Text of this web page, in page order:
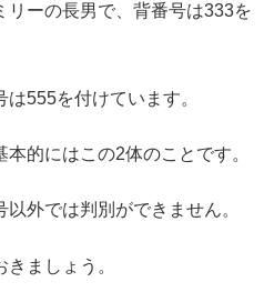
リーの長男で、背番号は333を
555を付けています。
的にはこの2体のことです。
外では判別ができません。
ましょう。